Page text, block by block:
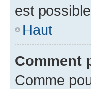
est
Haut
Comment
Comme